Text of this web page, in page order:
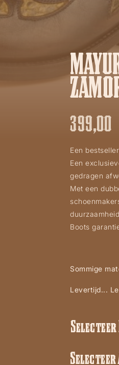
399,00
Een
Een
gedragen
Met een
Boots
Sommige
Levertijd...
Mayura